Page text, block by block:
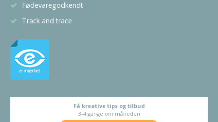
Fødevaregodkendt
Track and trace
Få kreative tips og tilbud
3-4 gange om måneden